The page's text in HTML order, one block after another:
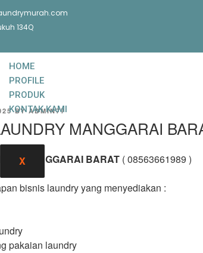
134Q
HOME
PROFILE
PRODUK
KONTAK KAMI
X
BY ADMIN77
MANGGARAI
MANGGARAI BARAT ( 08563661989 )
bisnis laundry yang menyediakan :
pakaian laundry